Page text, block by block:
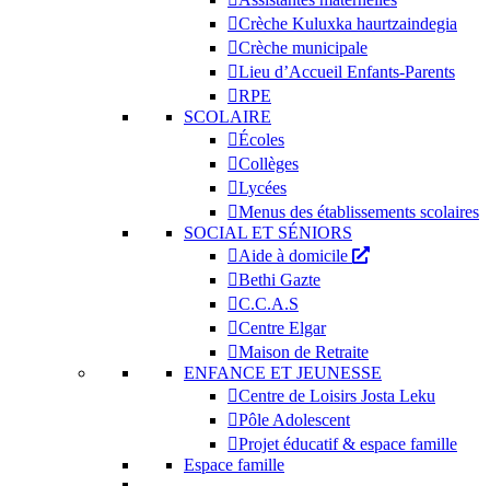
Crèche Kuluxka haurtzaindegia
Crèche municipale
Lieu d’Accueil Enfants-Parents
RPE
SCOLAIRE
Écoles
Collèges
Lycées
Menus des établissements scolaires
SOCIAL ET SÉNIORS
Aide à domicile
Bethi Gazte
C.C.A.S
Centre Elgar
Maison de Retraite
ENFANCE ET JEUNESSE
Centre de Loisirs Josta Leku
Pôle Adolescent
Projet éducatif & espace famille
Espace famille